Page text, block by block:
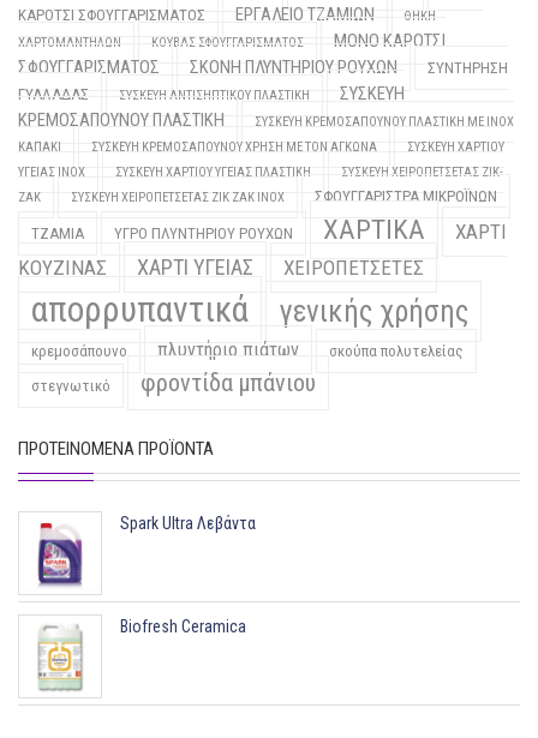
ΚΑΡΟΤΣΙ ΣΦΟΥΓΓΑΡΙΣΜΑΤΟΣ
ΕΡΓΑΛΕΙΟ ΤΖΑΜΙΩΝ
ΘΗΚΗ
ΧΑΡΤΟΜΑΝΤΗΛΩΝ
ΚΟΥΒΑΣ ΣΦΟΥΓΓΑΡΙΣΜΑΤΟΣ
ΜΟΝΟ ΚΑΡΟΤΣΙ
ΣΦΟΥΓΓΑΡΙΣΜΑΤΟΣ
ΣΚΟΝΗ ΠΛΥΝΤΗΡΙΟΥ ΡΟΥΧΩΝ
ΣΥΝΤΗΡΗΣΗ
ΓΥΑΛΑΔΑΣ
ΣΥΣΚΕΥΗ ΑΝΤΙΣΗΠΤΙΚΟΥ ΠΛΑΣΤΙΚΗ
ΣΥΣΚΕΥΗ
ΚΡΕΜΟΣΑΠΟΥΝΟΥ ΠΛΑΣΤΙΚΗ
ΣΥΣΚΕΥΗ ΚΡΕΜΟΣΑΠΟΥΝΟΥ ΠΛΑΣΤΙΚΗ ΜΕ INOX
ΚΑΠΑΚΙ
ΣΥΣΚΕΥΗ ΚΡΕΜΟΣΑΠΟΥΝΟΥ ΧΡΗΣΗ ΜΕ ΤΟΝ ΑΓΚΩΝΑ
ΣΥΣΚΕΥΗ ΧΑΡΤΙΟΥ
ΥΓΕΙΑΣ INOX
ΣΥΣΚΕΥΗ ΧΑΡΤΙΟΥ ΥΓΕΙΑΣ ΠΛΑΣΤΙΚΗ
ΣΥΣΚΕΥΗ ΧΕΙΡΟΠΕΤΣΕΤΑΣ ΖΙΚ-
ΖΑΚ
ΣΥΣΚΕΥΗ ΧΕΙΡΟΠΕΤΣΕΤΑΣ ΖΙΚ ΖΑΚ INOX ΣΦΟΥΓΓΑΡΙΣΤΡΑ ΜΙΚΡΟΪΝΩΝ
ΤΖΑΜΙΑ ΥΓΡΟ ΠΛΥΝΤΗΡΙΟΥ ΡΟΥΧΩΝ ΧΑΡΤΙΚΑ
ΧΑΡΤΙ
ΚΟΥΖΙΝΑΣ
ΧΑΡΤΙ ΥΓΕΙΑΣ ΧΕΙΡΟΠΕΤΣΕΤΕΣ
απορρυπαντικά γενικής χρήσης
κρεμοσάπουνο πλυντήριο πιάτων
σκούπα πολυτελείας
στεγνωτικό
φροντίδα μπάνιου
ΠΡΟΤΕΙΝΌΜΕΝΑ ΠΡΟΪΌΝΤΑ
Spark Ultra Λεβάντα
Biofresh Ceramica